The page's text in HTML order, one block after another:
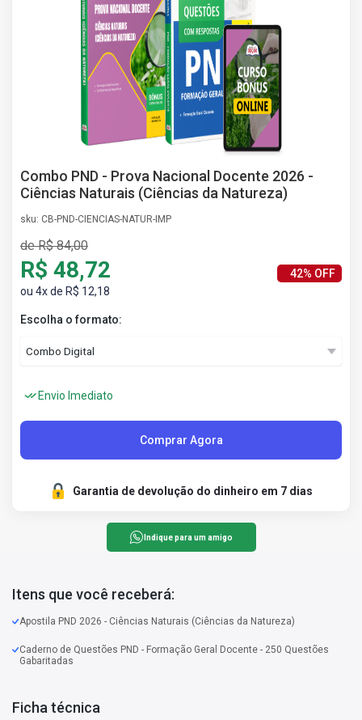
Combo PND - Prova Nacional Docente 2026 -
Ciências Naturais (Ciências da Natureza)
sku: CB-PND-CIENCIAS-NATUR-IMP
de R$ 84,00
R$ 48,72
ou 4x de R$ 12,18
42% OFF
Escolha o formato:
Envio Imediato
Comprar Agora
Garantia de devolução do dinheiro em 7 dias
Indique para um amigo
Itens que você receberá:
Apostila PND 2026 - Ciências Naturais (Ciências da Natureza)
Caderno de Questões PND - Formação Geral Docente - 250 Questões
Gabaritadas
Ficha técnica